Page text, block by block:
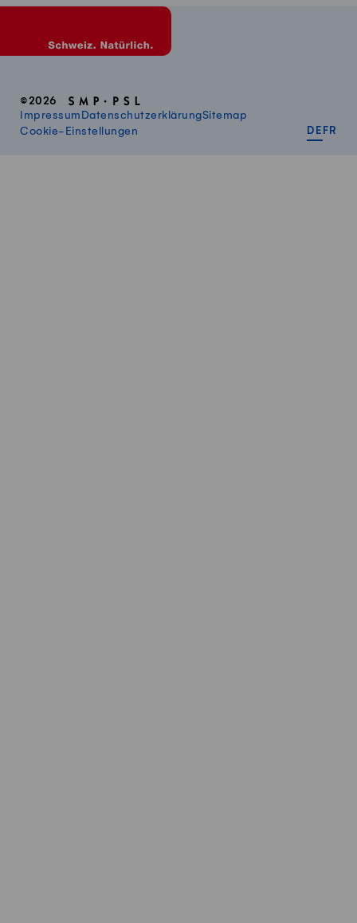
©2026
Impressum DatenschutzerklärungSitemap
Cookie-Einstellungen
DE FR